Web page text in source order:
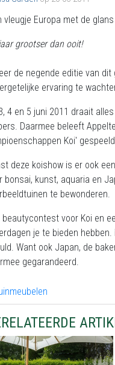
vleugje Europa met de
grootser dan ooit!
de negende editie van
ervaring te
4 en 5 juni 2011 draait
Daarmee beleeft
Koi'
deze koishow is er ook
bonsai, kunst, aquaria en
te bewonderen.
beautycontest voor Koi en
je te bieden
Want ook Japan, de
gegarandeerd.